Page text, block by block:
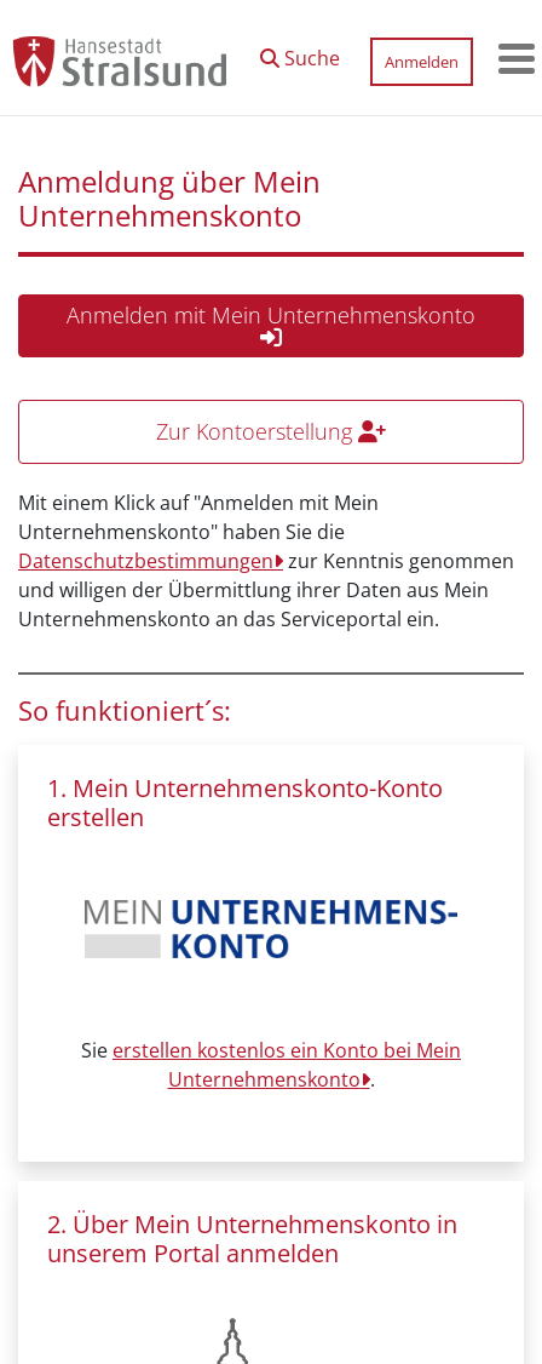
Suche
Anmelden
Anmeldung über Mein
Unternehmenskonto
Zur Kontoerstellung
Mit einem Klick auf "Anmelden mit Mein
Unternehmenskonto" haben Sie die
Datenschutzbestimmungen zur Kenntnis genommen
und willigen der Übermittlung ihrer Daten aus Mein
Unternehmenskonto an das Serviceportal ein.
So funktioniert´s:
1. Mein Unternehmenskonto-Konto
erstellen
Sie erstellen kostenlos ein Konto bei Mein
Unternehmenskonto .
2. Über Mein Unternehmenskonto in
unserem Portal anmelden